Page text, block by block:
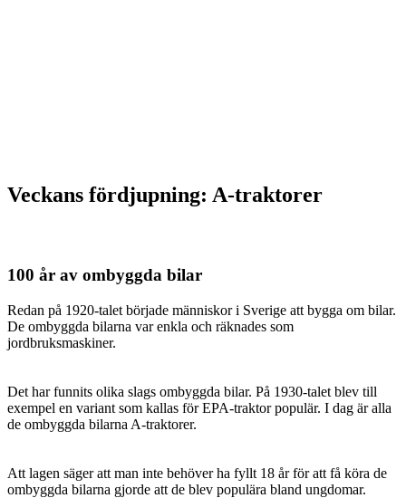
Veckans fördjupning: A-traktorer
100 år av ombyggda bilar
Redan på 1920-talet började människor i Sverige att bygga om bilar.
De ombyggda bilarna var enkla och räknades som
jordbruksmaskiner.
Det har funnits olika slags ombyggda bilar. På 1930-talet blev till
exempel en variant som kallas för EPA-traktor populär. I dag är alla
de ombyggda bilarna A-traktorer.
Att lagen säger att man inte behöver ha fyllt 18 år för att få köra de
ombyggda bilarna gjorde att de blev populära bland ungdomar.